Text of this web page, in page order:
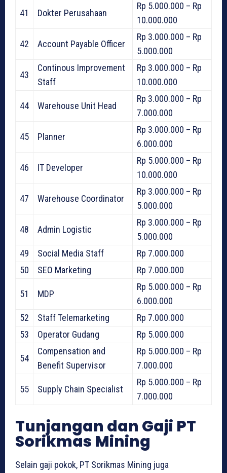
41 Dokter Perusahaan
Rp 5.000.000 – Rp
10.000.000
42 Account Payable Officer
Rp 3.000.000 – Rp
5.000.000
43
Continous Improvement
Staff
Rp 3.000.000 – Rp
10.000.000
44 Warehouse Unit Head
Rp 3.000.000 – Rp
7.000.000
45 Planner
Rp 3.000.000 – Rp
6.000.000
46 IT Developer
Rp 5.000.000 – Rp
10.000.000
47 Warehouse Coordinator
Rp 3.000.000 – Rp
5.000.000
48 Admin Logistic
Rp 3.000.000 – Rp
5.000.000
49
Social Media Staff
Rp 7.000.000
50
SEO Marketing Rp 7.000.000
51 MDP
Rp 5.000.000 – Rp
6.000.000
52
Staff Telemarketing
Rp 7.000.000
53
Operator Gudang Rp 5.000.000
54
Compensation and
Benefit Supervisor
Rp 5.000.000 – Rp
7.000.000
55 Supply Chain Specialist
Rp 5.000.000 – Rp
7.000.000
Tunjangan dan Gaji PT
Sorikmas Mining
Selain gaji pokok, PT Sorikmas Mining juga